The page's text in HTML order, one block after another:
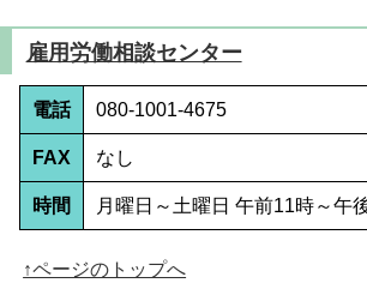
雇用労働相談センター
電話 080-1001-4675
FAX なし
時間 月曜日～土曜日 午前11時～午
↑ページのトップへ